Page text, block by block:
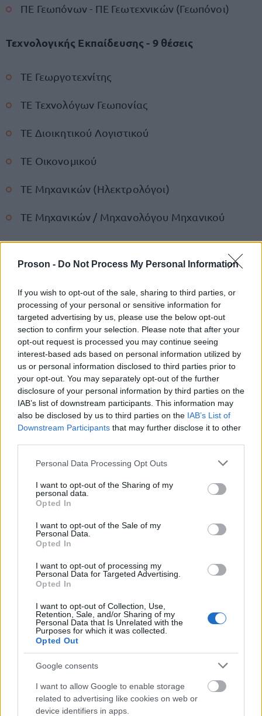
Proson - Do Not Process My Personal Information
If you wish to opt-out of the sale, sharing to third parties, or
processing of your personal or sensitive information for
targeted advertising by us, please use the below opt-out
section to confirm your selection. Please note that after your
opt-out request is processed you may continue seeing
interest-based ads based on personal information utilized by
us or personal information disclosed to third parties prior to
your opt-out. You may separately opt-out of the further
disclosure of your personal information by third parties on the
IAB’s list of downstream participants. This information may
also be disclosed by us to third parties on the IAB’s List of
Downstream Participants that may further disclose it to other
Please note that this website/app uses one or more Google
not limited to your visit or usage behaviour. You may click to
grant or deny consent to Google and its third-party tags to
use your data for below specified purposes in below Google
consent section.
Personal Data Processing Opt Outs
I want to opt-out of the Sharing of my
personal data.
Opted In
I want to opt-out of the Sale of my
Personal Data.
Opted In
I want to opt-out of processing my
Personal Data for Targeted Advertising.
Opted In
I want to opt-out of Collection, Use,
Retention, Sale, and/or Sharing of my
Personal Data that Is Unrelated with the
Purposes for which it was collected.
Opted Out
Google consents
I want to allow Google to enable storage
related to advertising like cookies on web or
device identifiers in apps.
ΠΕ Γεωπόνων - ΠΕ Γεωτεχνικών (Γεωπόνοι)
Τεχνολογικής Εκπαίδευσης - 9 θέσεις
ΤΕ Γεωργοτεχνίτης
ΤΕ Τεχνολόγων Γεωπονίας
ΤΕ Διοικητικού Λογιστικού
ΤΕ Οικονομικού
ΤΕ Μηχανικών (Ηλεκτρολόγοι)
ΤΕ Μηχανικών / Μηχανολόγου Μηχανικού
ΔΕ Ηλεκτροτεχνιτών Αντλιοστασίων ή Τεχνικών
Ηλεκτρολογίας
ΔΕ Τεχνικών / Εγκαταστάτη Ηλεκτρολόγου
ΔΕ Τεχνικών (Τεχνιτών) Και Εγκαταστατών
Σωληνώσεων
ΔΕ Χείριστης Εκσκαφέας
Δείτε ΕΔΩ τα 140 πτυχία ΑΕΙ που
γίνονται δεκτά
Δείτε ΕΔΩ τα 50 πτυχία ΤΕΙ που γίνονται
δεκτά
Πώς θα κάνετε αίτηση στις
προκηρύξεις -ΑΠΑΡΑΙΤΗΤΟ ΤΟ
ΜΗΤΡΩΟ ΑΣΕΠ- Τα αναλαμβάνει για
εσάς τοProson.gr
να κάνετε
στις
αρχικά ναδημιουργήσετε το μητρώο
σας ή και να
επικαιροποιήσετε.Αφού ολοκληρώσετε το